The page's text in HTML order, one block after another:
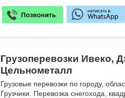
Грузоперевозки Ивеко,
Цельнометалл
Грузовые перевозки по городу,
Грузчики. Перевозка снегохода,